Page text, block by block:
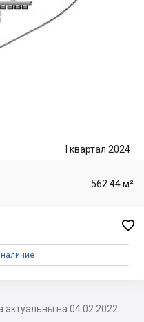
I квартал 2024
562.44 м²

наличие
актуальны на 04.02.2022